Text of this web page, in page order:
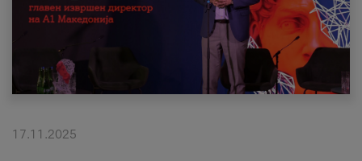
Поддршка
Надополни кредит
17.11.2025